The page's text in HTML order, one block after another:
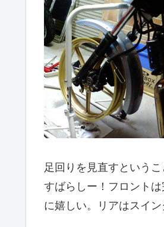
足回りを見直すという
すばらしー！フロント
に嬉しい。リアはスイ